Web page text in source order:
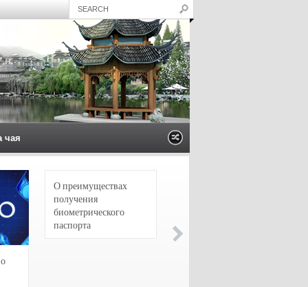
чая
О преимуществах
получения
биометрического
паспорта